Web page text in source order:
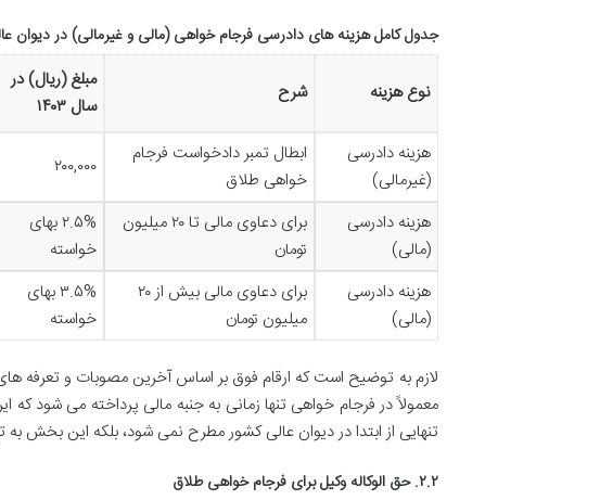
جدول کامل هزینه های دادرسی فرجام خواهی (مالی و غیرمالی) در دیوان عالی
نوع هزینه شرح
مبلغ (ریال) در
سال ۱۴۰۳
هزینه دادرسی
(غیرمالی)
ابطال تمبر دادخواست فرجام
خواهی طلاق
۲۰۰,۰۰۰
هزینه دادرسی
(مالی)
برای دعاوی مالی تا ۲۰ میلیون
تومان
۲.۵% بهای
خواسته
هزینه دادرسی
(مالی)
برای دعاوی مالی بیش از ۲۰
میلیون تومان
۳.۵% بهای
خواسته
معمولاً در فرجام خواهی تنها زمانی به جنبه مالی پرداخته می شود
تنهایی از ابتدا در دیوان عالی کشور مطرح نمی شود، بلکه این بخش به
۲.۲. حق الوکاله وکیل برای فرجام خواهی طلاق